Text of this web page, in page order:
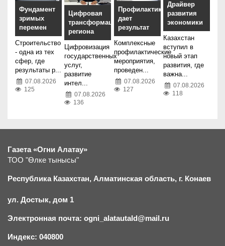
Фундамент
зримых
перемен
Строительство
- одна из тех
сфер, где
результаты р...
07.08.2026
125
Цифровая
трансформация
региона
Цифровизация
государственных
услуг,
развитие
интел...
07.08.2026
136
Профилактика
дает
результат
Комплексные
профилактические
мероприятия,
проведен...
07.08.2026
127
Драйвер
развития
экономики
Казахстан
вступил в
новый этап
развития, где
важна...
07.08.2026
118
Газета «Огни Алатау»
ТОО "Өлке тынысы"
Республика Казахстан, Алматинская область, г. Конаев
ул. Достык, дом 1
Электронная почта: ogni_alatautald@mail.ru
Индекс: 040800